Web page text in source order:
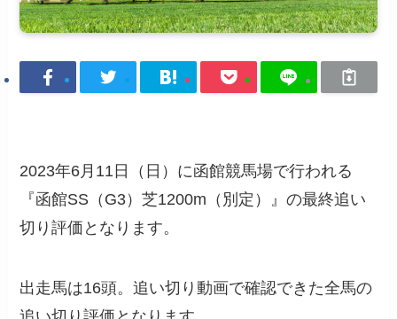
2023年6月11日（日）に函館競馬場で行われる
『函館SS（G3）芝1200m（別定）』の最終追い
切り評価となります。
出走馬は16頭。追い切り動画で確認できた全馬の